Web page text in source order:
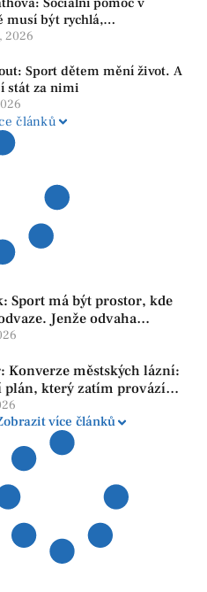
Sociální pomoc v
musí být rychlá,
a férová. Ne udržovat lidi v
2026
Sport dětem mění život. A
stát za nimi
článků
Sport má být prostor, kde
Jenže odvaha
kde se bojí udělat chybu.
Konverze městských lázní:
který zatím provází
než jistot
více článků